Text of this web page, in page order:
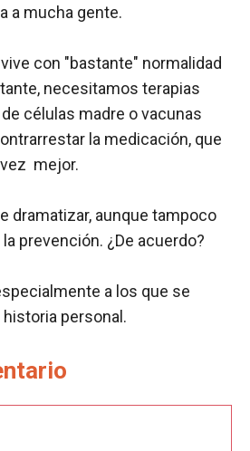
a mucha gente.
con "bastante" normalidad
necesitamos terapias
células madre o vacunas
la medicación, que
mejor.
dramatizar, aunque tampoco
prevención. ¿De acuerdo?
a los que se
personal.